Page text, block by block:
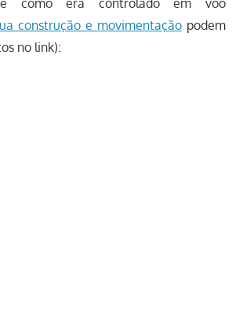
e como era controlado em voo
construção e movimentaçãopodem
no link):